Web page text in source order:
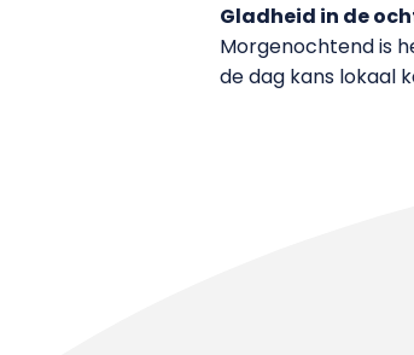
Gladheid in de
Morgenochtend is
de dag kans lokaal